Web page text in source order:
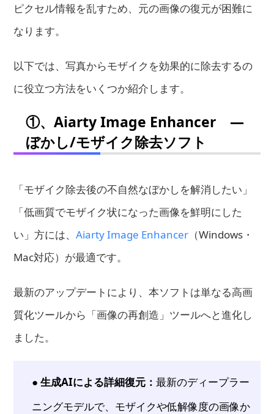
ピクセル情報を乱すため、元の画像の復元が困難に
なります。
以下では、写真からモザイクを効果的に除去するの
に役立つ方法をいくつか紹介します。
①、Aiarty Image Enhancer ―
ぼかし/モザイク除去ソフト
「モザイク除去後の不自然なぼかしを解消したい」
「低画質でモザイク状になった画像を鮮明にした
い」方には、Aiarty Image Enhancer （Windows・
Mac対応）が最適です。
最新のアップデートにより、本ソフトは単なる高画
質化ツールから「画像の再創造」ツールへと進化し
ました。
● 生成AIによる詳細復元：最新のディープラー
ニングモデルで、モザイクや低解像度の画像か